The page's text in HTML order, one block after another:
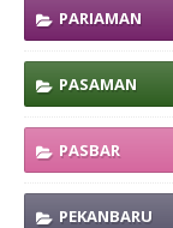
PARIAMAN
PASAMAN
PASBAR
PEKANBARU